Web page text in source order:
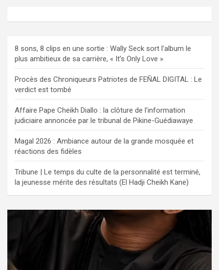
8 sons, 8 clips en une sortie : Wally Seck sort l’album le
plus ambitieux de sa carrière, « It’s Only Love »
Procès des Chroniqueurs Patriotes de FEÑAL DIGITAL : Le
verdict est tombé
Affaire Pape Cheikh Diallo : la clôture de l’information
judiciaire annoncée par le tribunal de Pikine-Guédiawaye
Magal 2026 : Ambiance autour de la grande mosquée et
réactions des fidèles
Tribune | Le temps du culte de la personnalité est terminé,
la jeunesse mérite des résultats (El Hadji Cheikh Kane)